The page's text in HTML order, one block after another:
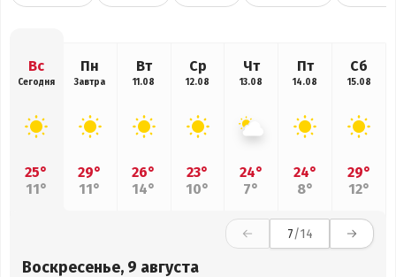
Вс
Сегодня
25°
11°
Пн
Завтра
29°
11°
Вт
11.08
26°
14°
Ср
12.08
23°
10°
Чт
13.08
24°
7°
Пт
14.08
24°
8°
Сб
15.08
29°
12°
7/14
Воскресенье, 9 августа